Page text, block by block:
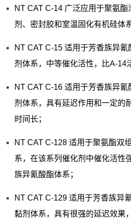
NT CAT C-14 广泛应用于聚氨
剂、密封胶和室温固化有机硅体系
NT CAT C-15 适用于芳香族异
剂体系，中等催化活性，比A-14
NT CAT C-16 适用于芳香族异
剂体系，具有延迟作用和一定的
时间长；
NT CAT C-128 适用于聚氨酯双
系，在该系列催化剂中催化活性
族异氰酸酯体系；
NT CAT C-129 适用于芳香族异
黏剂体系，具有很强的延迟效果